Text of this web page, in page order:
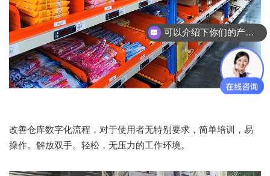
改善仓库数字化流程，对于使用者无特别要求，简单培训，易
操作。解放双手。轻松，无压力的工作环境。
可以介绍下你们的产品么？